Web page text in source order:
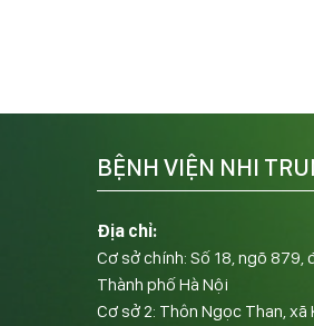
Địa chỉ:
Cơ sở chính: Số 18, ngõ 879,
Thành phố Hà Nội
Cơ sở 2: Thôn Ngọc Than, xã
BỆNH VIỆN NHI